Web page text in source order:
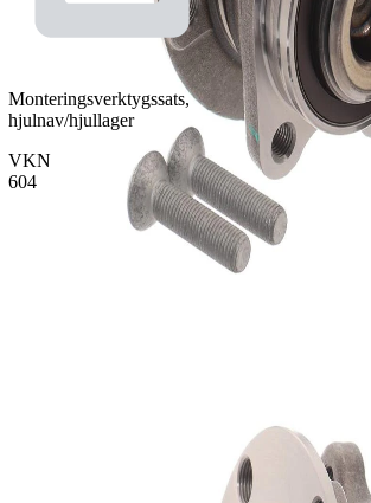
SKF00968
1
SKF02435
1
Servicebok
SKF03005 1
Monteringsverktygssats,
hjulnav/hjullager
VKN
604